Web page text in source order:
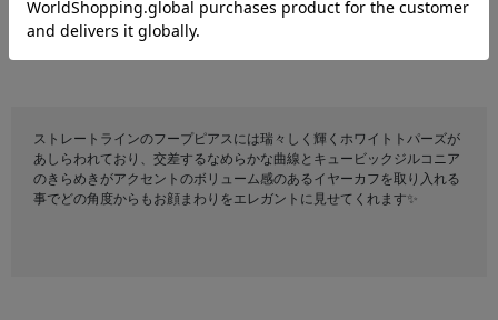
ーズ ピアス
¥39,600
¥15,400
ストレートラインのフープピアスには瑞々しく輝くホワイトトパーズが
あしらわれており、交差するなめらかな曲線とキュービックジルコニア
のきらめきがアクセントのボリューム感のあるイヤーカフを取り入れる
事でどの角度からもお顔まわりをエレガントに見せてくれます✨